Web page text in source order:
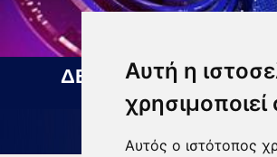
Αυτή η
Αυτός ο ιστότοπος
ΔΕΛΤΙΟ ΕΙΔΗΣΕΩΝ 07